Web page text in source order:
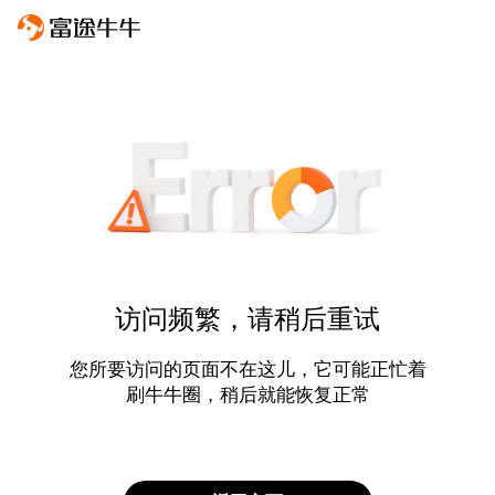
访问频繁，请稍后重试
您所要访问的页面不在这儿，它可能正忙着
刷牛牛圈，稍后就能恢复正常